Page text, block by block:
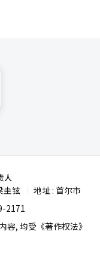
人
圭铉
地址 : 首尔市
2171
容, 均受《著作权法》